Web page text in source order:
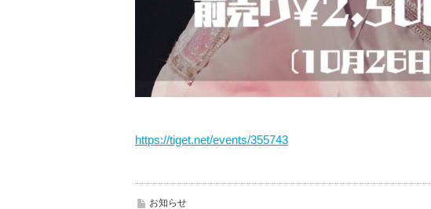
https://tiget.net/events/355743
お知らせ